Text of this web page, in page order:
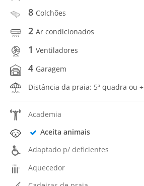
8 Colchões
2 Ar condicionados
1 Ventiladores
4 Garagem
Distância da praia: 5ª quadra ou +
Academia
Aceita animais
Adaptado p/ deficientes
Aquecedor